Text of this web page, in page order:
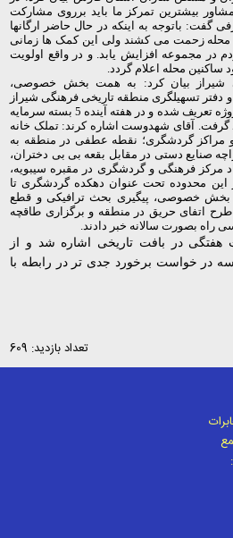
بیشترین تمرکز ما باید برروی مشارکت
گفت: باتوجه به اینکه در حال حاضر ارگانها
محله زحمت می کشند ولی این کمک ها زمانی
در مجموعه افزایش یابد. و در واقع اولویت
محله اعلام گردد.
شیراز بیان کرد: به همت بخش خصوصی،
تسهیلگری منطقه تاریخی فرهنگی شیراز
در محدوده سنگ سیاه،حدود 30 پروژه تعریف شده و در هفته آینده 5 بسته سرمایه
گرفت. آقای شهدوست اشاره کرند: تملک خانه
و مراکز گردشگری؛ نقطه عطفی در منطقه به
صنایع دستی در مقابل بقعه بی بی دختران،
مرکز فرهنگی و گردشگری در مقبره سیبویه،
تاریخی در این محدوده تحت عنوان دهکده گردشگری تا
بخش خصوصی، پیگیری بحث ترافیکی و قطع
طرح اتفای حریق در منطقه و برگزاری طاقچه
بصورت سالانه خبر دادند.
هفتگی در بافت تاریخی اشاره شد و از
در خواست برخورد جدی تر در رابطه با
تعداد بازدید: 609